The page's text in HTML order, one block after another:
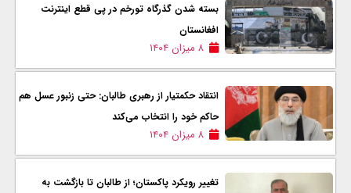
بسته شدن گذرگاه تورخم در پی قطع اینترنت
افغانستان
۸ میزان ۱۴۰۴
انتقاد حکمتیار از رهبری طالبان: حتی زنبور عسل هم
حاکم خود را انتخاب می‌کند
۸ میزان ۱۴۰۴
تغییر رویکرد پاکستان؛ از طالبان تا بازگشت به